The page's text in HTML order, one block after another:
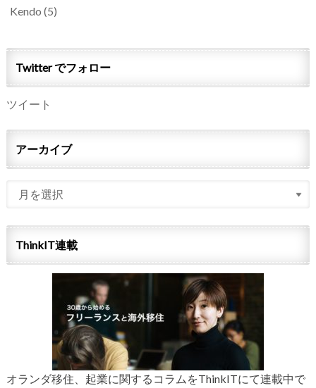
Kendo (5)
Twitter でフォロー
ツイート
アーカイブ
ThinkIT連載
オランダ移住、起業に関するコラムをThinkITにて連載中で